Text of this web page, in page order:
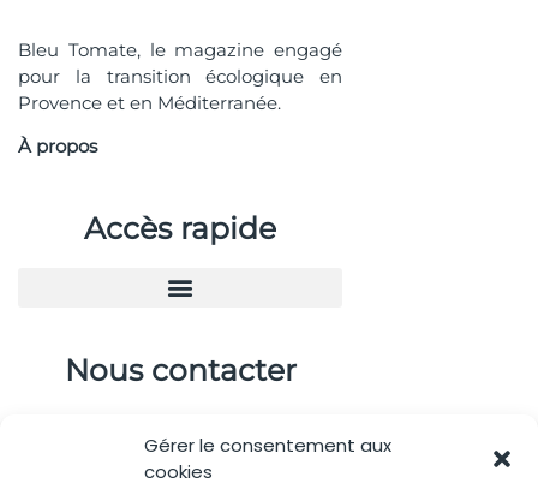
Gérer le consentement aux
cookies
Bleu Tomate, le magazine engagé
pour la transition écologique en
Provence et en Méditerranée.
À propos
Accès rapide
Nous contacter
contactBT@bleu-tomate.fr